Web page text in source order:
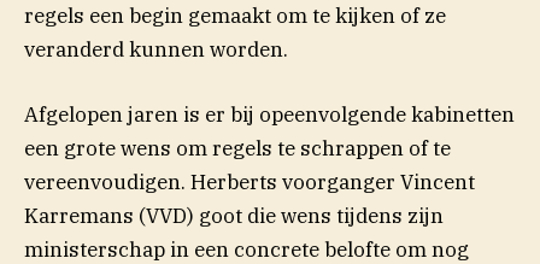
regels een begin gemaakt om te kijken of ze
veranderd kunnen worden.
Afgelopen jaren is er bij opeenvolgende kabinetten
een grote wens om regels te schrappen of te
vereenvoudigen. Herberts voorganger Vincent
Karremans (VVD) goot die wens tijdens zijn
ministerschap in een concretebelofte(opent in
om nog